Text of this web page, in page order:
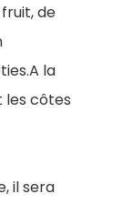
de
la
les côtes
il sera